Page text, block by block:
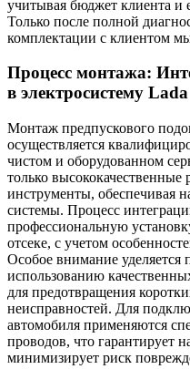
учитывая бюджет клиента и
Только после полной
комплектации с клиентом
Процесс монтажа:
в электросистему Lada
Монтаж предпускового
осуществляется
чистом и оборудованном
только
инструменты, обеспечивая
системы. Процесс
профессиональную
отсеке, с учетом
Особое внимание уделяется
использованию
для предотвращения
неисправностей. Для
автомобиля применяются
проводов, что гарантирует
минимизирует риск